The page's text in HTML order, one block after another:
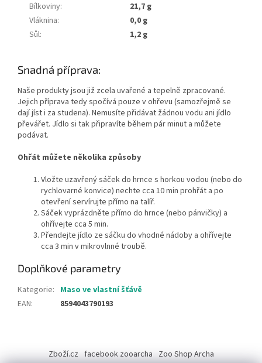
Bílkoviny:
21,7 g
Vláknina:
0,0 g
Sůl: 1,2 g
Snadná příprava:
Naše produkty jsou již zcela uvařené a tepelně zpracované.
Jejich příprava tedy spočívá pouze v ohřevu (samozřejmě se
dají jíst i za studena). Nemusíte přidávat žádnou vodu ani jídlo
převářet. Jídlo si tak připravíte během pár minut a můžete
podávat.
Ohřát můžete několika způsoby
Vložte uzavřený sáček do hrnce s horkou vodou (nebo do
rychlovarné konvice) nechte cca 10 min prohřát a po
otevření servírujte přímo na talíř.
Sáček vyprázdněte přímo do hrnce (nebo pánvičky) a
ohřívejte cca 5 min.
Přendejte jídlo ze sáčku do vhodné nádoby a ohřívejte
cca 3 min v mikrovlnné troubě.
Doplňkové parametry
Kategorie: Maso ve vlastní šťávě
EAN: 8594043790193
Zboží.cz facebook zooarcha Zoo Shop Archa